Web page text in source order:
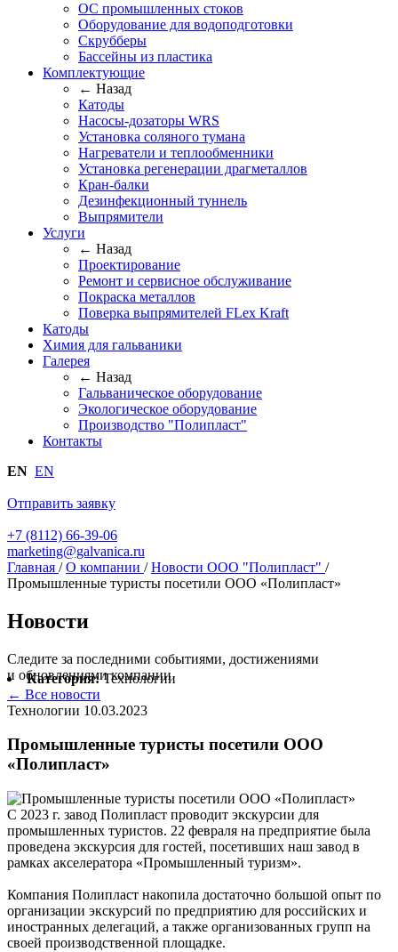
ОС промышленных стоков
Оборудование для водоподготовки
Скрубберы
Бассейны из пластика
Комплектующие
← Назад
Катоды
Насосы-дозаторы WRS
Установка соляного тумана
Нагреватели и теплообменники
Установка регенерации драгметаллов
Кран-балки
Дезинфекционный туннель
Выпрямители
Услуги
← Назад
Проектирование
Ремонт и сервисное обслуживание
Покраска металлов
Поверка выпрямителей FLex Kraft
Катоды
Химия для гальваники
Галерея
← Назад
Гальваническое оборудование
Экологическое оборудование
Производство "Полипласт"
Контакты
EN EN
Отправить заявку
+7 (8112) 66-39-06
marketing@galvanica.ru
Главная / О компании / Новости ООО "Полипласт" /
Промышленные туристы посетили ООО «Полипласт»
Новости
Следите за последними событиями, достижениями
и обновлениями компании
Категория:Технологии
← Все новости
Технологии 10.03.2023
Промышленные туристы посетили ООО
«Полипласт»
С 2023 г. завод Полипласт проводит экскурсии для
промышленных туристов. 22 февраля на предприятие была
проведена экскурсия для гостей, посетивших наш завод в
рамках акселератора «Промышленный туризм».
Компания Полипласт накопила достаточно большой опыт по
организации экскурсий по предприятию для российских и
иностранных делегаций, а также организованных групп на
своей производственной площадке.